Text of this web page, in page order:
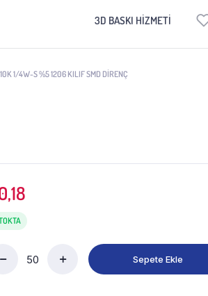
3D BASKI HIZMETI
10K 1/4W-S %5 1206 KILIF SMD DIRENÇ
Sepete Ekle